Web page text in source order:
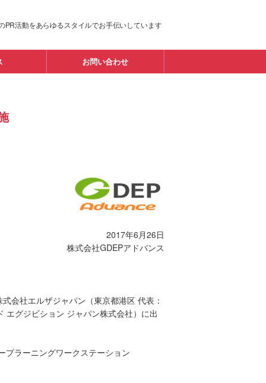
活動をあらゆるスタイルでお手伝いしています
お問い合わせ
2017年6月26日
株式会社GDEPアドバンス
会社エルザジャパン（東京都港区 代表：
エグジビション ジャパン株式会社）に出
プラーニングワークステーション